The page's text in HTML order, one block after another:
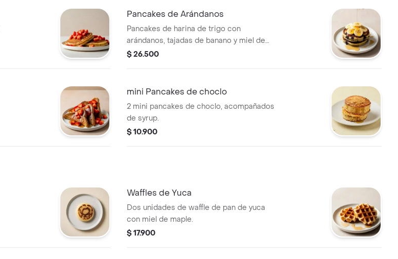
Pancakes de Arándanos
Pancakes de harina de trigo con
arándanos, tajadas de banano y miel de
maple.
$ 26.500
mini Pancakes de choclo
2 mini pancakes de choclo, acompañados
de syrup.
$ 10.900
Waffles de Yuca
Dos unidades de waffle de pan de yuca
con miel de maple.
$ 17.900